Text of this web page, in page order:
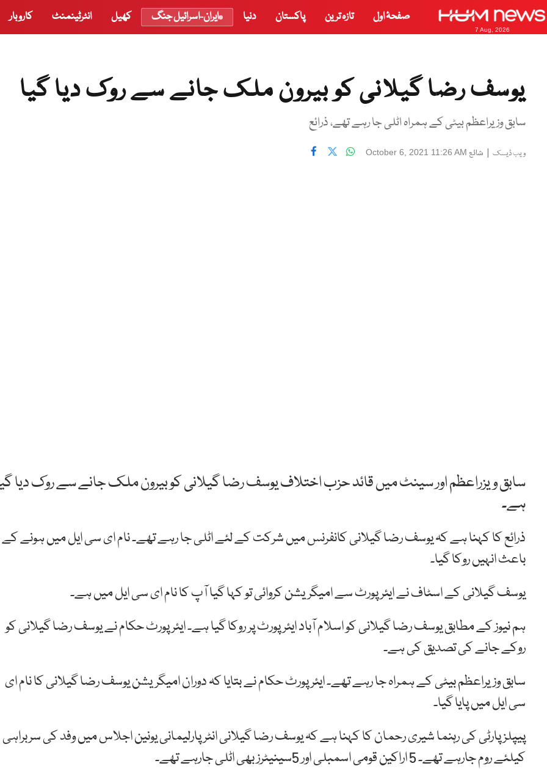
7 Aug, 2026
صفحۂ اول تازہ ترین پاکستان دنیا ایران-اسرائیل جنگ کھیل انٹرٹینمنٹ کاروبار
یوسف رضا گیلانی کو بیرون ملک جانے سے روک دیا گیا
سابق وزیراعظم بیٹی کے ہمراہ اٹلی جا رہے تھے، ذرائع
ویب ڈیسک | شائع October 6, 2021 11:26 AM
سابق ویزراعظم اور سینٹ میں قائد حزب اختلاف یوسف رضا گیلانی کو بیرون ملک جانے سے روک دیا
ہے۔
ذرائع کا کہنا ہے کہ یوسف رضا گیلانی کانفرنس میں شرکت کے لئے اٹلی جا رہے تھے۔ نام ای سی ایل میں ہونے کے
باعث انہیں روکا گیا۔
یوسف گیلانی کے اسٹاف نے ایئرپورٹ سے امیگریشن کروائی تو کہا گیا آپ کا نام ای سی ایل میں ہے۔
ہم نیوز کے مطابق یوسف رضا گیلانی کو اسلام آباد ایئرپورٹ پر روکا گیا ہے۔ ایئرپورٹ حکام نے یوسف رضا گیلانی کو
روکے جانے کی تصدیق کی ہے۔
سابق وزیراعظم بیٹی کے ہمراہ جا رہے تھے۔ ایئرپورٹ حکام نے بتایا کہ دوران امیگریشن یوسف رضا گیلانی کا نام ای
سی ایل میں پایا گیا۔
پیپلزپارٹی کی رہنما شیری رحمان کا کہنا ہے کہ یوسف رضا گیلانی انٹر پارلیمانی یونین اجلاس میں وفد کی سربراہی
کیلئے روم جارہے تھے۔ 5 اراکین قومی اسمبلی اور 5سینیٹرز بھی اٹلی جارہے تھے۔